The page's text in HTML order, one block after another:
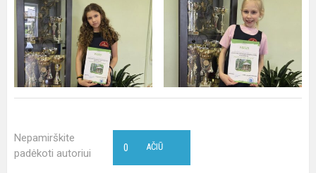
Nepamirškite
padėkoti autoriui
AČIŪ
0